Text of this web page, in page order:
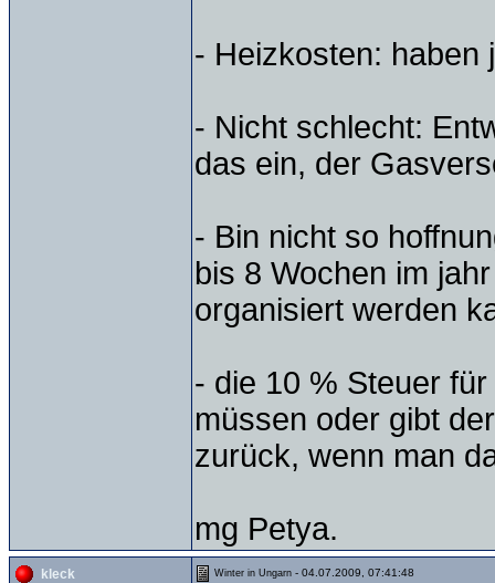
- Heizkosten: haben
- Nicht schlecht:
das ein, der
- Bin nicht so
bis 8 Wochen im jahr
organisiert werden
- die 10 % Steuer
müssen oder gibt
zurück, wenn man
mg Petya.
kleck Winter in Ungarn - 04.07.2009, 07:41:48